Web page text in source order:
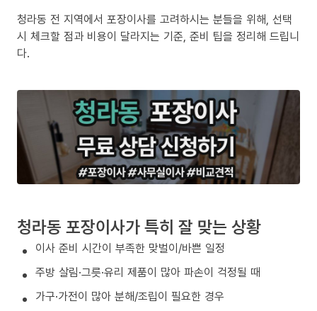
청라동 전 지역에서 포장이사를 고려하시는 분들을 위해, 선택
시 체크할 점과 비용이 달라지는 기준, 준비 팁을 정리해 드립니
다.
청라동 포장이사가 특히 잘 맞는 상황
이사 준비 시간이 부족한 맞벌이/바쁜 일정
주방 살림·그릇·유리 제품이 많아 파손이 걱정될 때
가구·가전이 많아 분해/조립이 필요한 경우